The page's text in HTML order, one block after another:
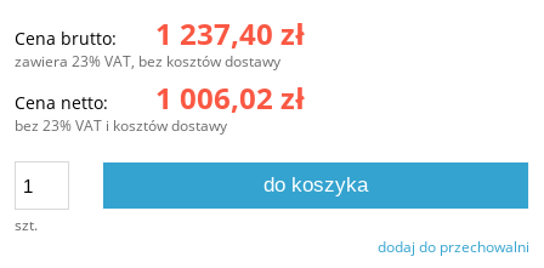
Cena brutto: 1 237,40 zł
zawiera 23% VAT, bez kosztów dostawy
Cena netto: 1 006,02 zł
bez 23% VAT i kosztów dostawy
szt.
do koszyka
dodaj do przechowalni